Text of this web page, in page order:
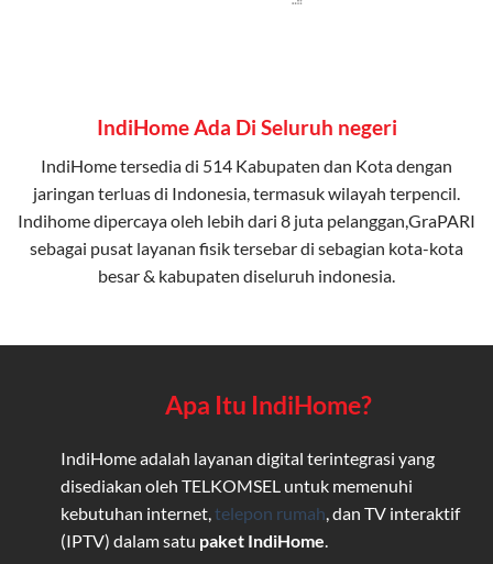
IndiHome Ada Di Seluruh negeri
IndiHome tersedia di 514 Kabupaten dan Kota dengan
jaringan terluas di Indonesia, termasuk wilayah terpencil.
Indihome dipercaya oleh lebih dari 8 juta pelanggan,GraPARI
sebagai pusat layanan fisik tersebar di sebagian kota-kota
besar & kabupaten diseluruh indonesia.
Apa Itu IndiHome?
IndiHome adalah layanan digital terintegrasi yang
disediakan oleh TELKOMSEL untuk memenuhi
kebutuhan internet, telepon rumah , dan TV interaktif
(IPTV) dalam satu paket IndiHome